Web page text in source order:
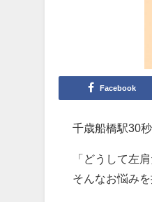
Facebook
千歳船橋駅30
「どうして左
そんなお悩み